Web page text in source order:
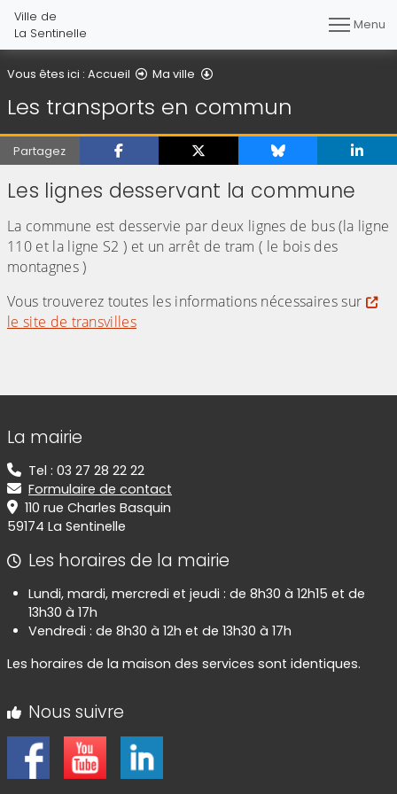
Ville de
La Sentinelle
Menu
Vous êtes ici : Accueil Ma ville
Les transports en commun
Partagez
Les lignes desservant la commune
La commune est desservie par deux lignes de bus (la ligne
110 et la ligne S2 ) et un arrêt de tram ( le bois des
montagnes )
Vous trouverez toutes les informations nécessaires sur
le site de transvilles
Informations de contact
La mairie
Tel : 03 27 28 22 22
Formulaire de contact
110 rue Charles Basquin
59174 La Sentinelle
Les horaires de la mairie
Lundi, mardi, mercredi et jeudi : de 8h30 à 12h15 et de
13h30 à 17h
Vendredi : de 8h30 à 12h et de 13h30 à 17h
Les horaires de la maison des services sont identiques.
Nous suivre